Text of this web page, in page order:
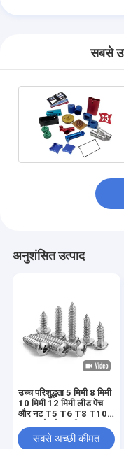
सबसे
अनुशंसित उत्पाद
उच्च परिशुद्धता 5 मिमी 8 मिमी
10 मिमी 12 मिमी लीड पेंच
और नट T5 T6 T8 T10
ट्रेपेज़ॉइडल पेंच पीतल नट के
साथ लीड पेंच
सबसे अच्छी कीमत